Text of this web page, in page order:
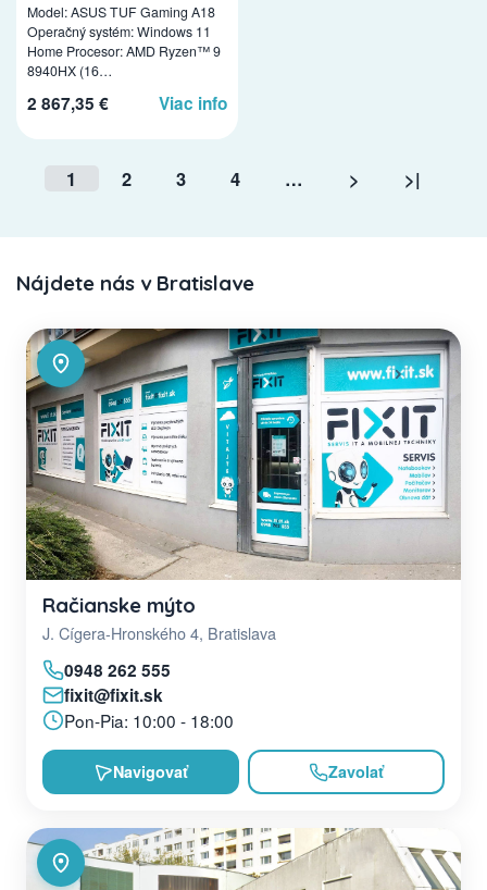
Model: ASUS TUF Gaming A18
Operačný systém: Windows 11
Home Procesor: AMD Ryzen™ 9
8940HX (16…
2 867,35 € Viac info
1 2 3 4 … > >|
Nájdete nás v Bratislave
Račianske mýto
J. Cígera-Hronského 4, Bratislava
0948 262 555
fixit@fixit.sk
Pon-Pia: 10:00 - 18:00
Navigovať Zavolať